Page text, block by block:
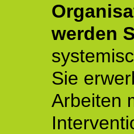
werden
Sie
Arbeiten